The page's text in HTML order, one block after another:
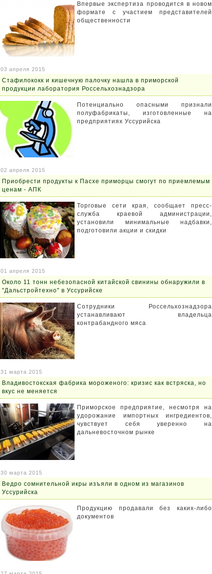
Впервые экспертиза проводится в новом
формате с участием представителей
общественности
03 апреля 2015
Стафилококк и кишечную палочку нашла в приморской
продукции лаборатория Россельхознадзора
Потенциально опасными признали
полуфабрикаты, изготовленные на
предприятиях Уссурийска
02 апреля 2015
Приобрести продукты к Пасхе приморцы смогут по приемлемым
ценам - АПК
Торговые сети края, сообщает пресс-
служба краевой администрации,
установили минимальные надбавки,
подготовили акции и скидки
01 апреля 2015
Около 11 тонн небезопасной китайской свинины обнаружили в
"Дальстройтехно" в Уссурийске
Сотрудники Россельхознадзора
устанавливают владельца
контрабандного мяса
31 марта 2015
Владивостокская фабрика мороженого: кризис как встряска, но
вкус не меняется
Приморское предприятие, несмотря на
удорожание импортных ингредиентов,
чувствует себя уверенно на
дальневосточном рынке
30 марта 2015
Ведро сомнительной икры изъяли в одном из магазинов
Уссурийска
Продукцию продавали без каких-либо
документов